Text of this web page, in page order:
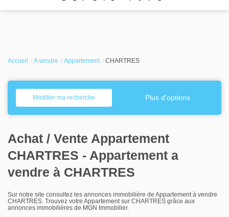
Acheter
Vendre
Louer
Nos agences
Contact
Accueil A vendre Appartement CHARTRES
Modifier ma recherche Plus d'options
Achat / Vente Appartement
CHARTRES - Appartement a
vendre à CHARTRES
Sur notre site consultez les annonces immobilière de Appartement à vendre
CHARTRES. Trouvez votre Appartement sur CHARTRES grâce aux
annonces immobilières de MGN Immobilier.